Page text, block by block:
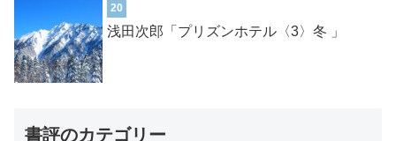
20
浅田次郎「プリズンホテル〈3〉冬 」
書評のカテゴリー